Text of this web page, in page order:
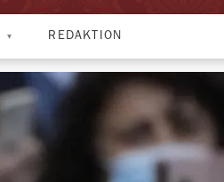
REDAKTION